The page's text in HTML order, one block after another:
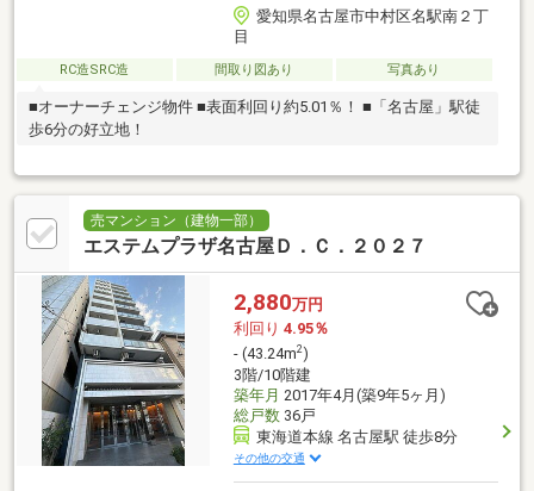
愛知県名古屋市中村区名駅南２丁
目
RC造SRC造 間取り図あり 写真あり
■オーナーチェンジ物件 ■表面利回り約5.01％！ ■「名古屋」駅徒
歩6分の好立地！
売マンション（建物一部）
エステムプラザ名古屋Ｄ．Ｃ．２０２７
2,880万円
利回り 4.95％
- (43.24m2)
3階/10階建
築年月 2017年4月(築9年5ヶ月)
総戸数36戸
東海道本線 名古屋駅 徒歩8分
その他の交通